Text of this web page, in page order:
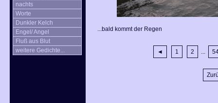
nachts
Worte
Dunkler Kelch
Engel/ Angel
Fluß aus Blut
weitere Gedichte...
...bald kommt der Regen
◄ 1 2